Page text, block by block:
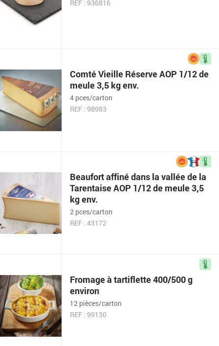
REF : 936816
Comté Vieille Réserve AOP 1/12 de
meule 3,5 kg env.
4 pces/carton
REF : 98983
Beaufort affiné dans la vallée de la
Tarentaise AOP 1/12 de meule 3,5
kg env.
2 pces/carton
REF : 43172
Fromage à tartiflette 400/500 g
environ
12 pièces/carton
REF : 99130